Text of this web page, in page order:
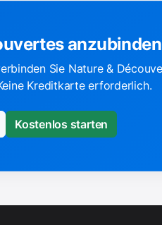
Sie Nature &
Kreditkarte erforderlich.
Kostenlos starten